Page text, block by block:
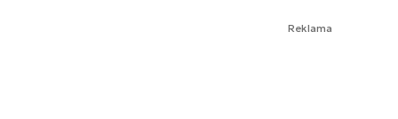
Reklama